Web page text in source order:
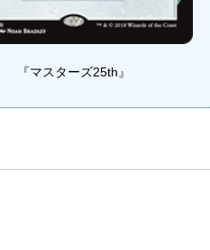
『マスターズ25th』